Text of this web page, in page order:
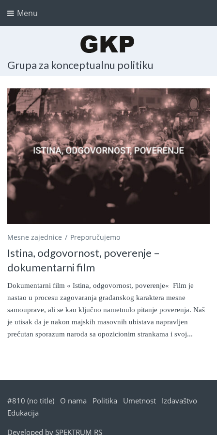
Menu
Grupa za konceptualnu politiku
Mesne zajednice Preporučujemo
Istina, odgovornost, poverenje –
dokumentarni film
Dokumentarni film « Istina, odgovornost, poverenje« Film je
nastao u procesu zagovaranja građanskog karaktera mesne
samouprave, ali se kao ključno nametnulo pitanje poverenja. Naš
je utisak da je nakon majskih masovnih ubistava napravljen
prećutan sporazum naroda sa opozicionim strankama i svoj...
#810 (no title) O nama Politika Umetnost
Izdavaštvo
Edukacija
Developed by SPEKTRUM RS